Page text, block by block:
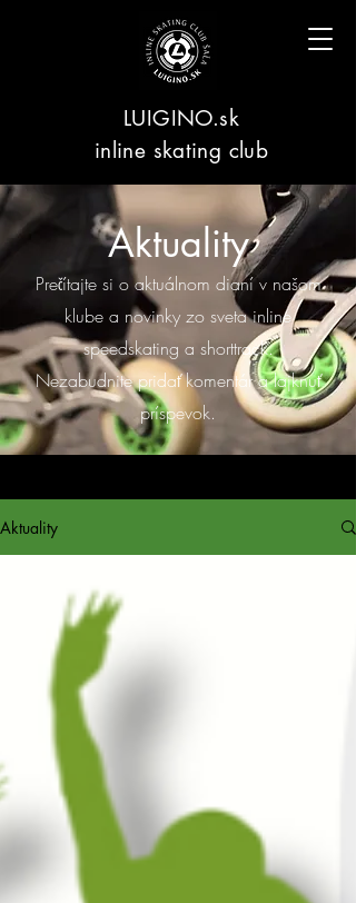
LUIGINO.sk
inline skating club
Aktuality
Prečítajte si o aktuálnom dianí v našom
klube a novinky zo sveta inline
speedskating a shorttrack.
Nezabudnite pridať komentár a lajknuť
príspevok.
Aktuality